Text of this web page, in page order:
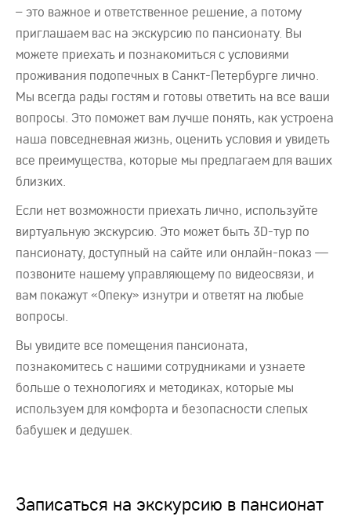
– это важное и ответственное решение, а потому
приглашаем вас на экскурсию по пансионату. Вы
можете приехать и познакомиться с условиями
проживания подопечных в Санкт-Петербурге лично.
Мы всегда рады гостям и готовы ответить на все ваши
вопросы. Это поможет вам лучше понять, как устроена
наша повседневная жизнь, оценить условия и увидеть
все преимущества, которые мы предлагаем для ваших
близких.
Если нет возможности приехать лично, используйте
виртуальную экскурсию. Это может быть 3D-тур по
пансионату, доступный на сайте или онлайн-показ —
позвоните нашему управляющему по видеосвязи, и
вам покажут «Опеку» изнутри и ответят на любые
вопросы.
Вы увидите все помещения пансионата,
познакомитесь с нашими сотрудниками и узнаете
больше о технологиях и методиках, которые мы
используем для комфорта и безопасности слепых
бабушек и дедушек.
Записаться на экскурсию в пансионат